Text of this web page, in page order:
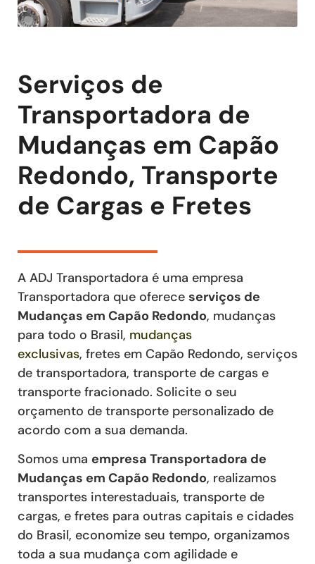
Serviços de
Transportadora de
Mudanças em Capão
Redondo, Transporte
de Cargas e Fretes
A ADJ Transportadora é uma empresa
Transportadora que oferece serviços de
Mudanças em Capão Redondo, mudanças
para todo o Brasil, mudanças
exclusivas, fretes em Capão Redondo, serviços
de transportadora, transporte de cargas e
transporte fracionado. Solicite o seu
orçamento de transporte personalizado de
acordo com a sua demanda.
Somos uma empresa Transportadora de
Mudanças em Capão Redondo, realizamos
transportes interestaduais, transporte de
cargas, e fretes para outras capitais e cidades
do Brasil, economize seu tempo, organizamos
toda a sua mudança com agilidade e